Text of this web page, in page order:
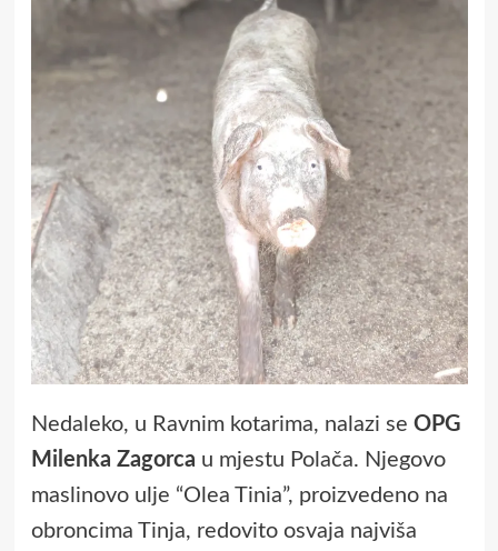
Nedaleko, u Ravnim kotarima, nalazi se OPG
Milenka Zagorca u mjestu Polača. Njegovo
maslinovo ulje “Olea Tinia”, proizvedeno na
obroncima Tinja, redovito osvaja najviša